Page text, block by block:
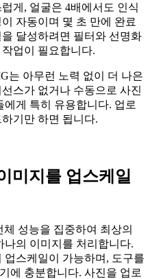
게, 얼굴은 4배에서도 인식
자동이며 몇 초 만에 완료
달성하려면 필터와 선명화
업이 필요합니다.
는 아무런 노력 없이 더 나은
스가 없거나 수동으로 사진
게 특히 유용합니다. 업로
기만 하면 됩니다.
미지를 업스케일
성능을 집중하여 최상의
나의 이미지를 처리합니다.
스케일이 가능하며, 도구를
에 충분합니다. 사진을 업로